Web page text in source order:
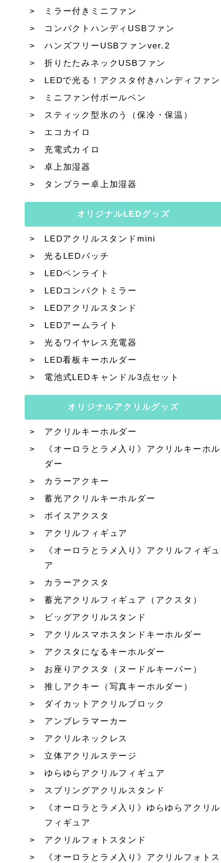
ミラー付きミニファン
コンパクトハンディUSBファン
ハンズフリーUSBファンver.2
折りたたみネックUSBファン
LEDで光る！アクスタ付きハンディファン
ミニファン付ボールペン
スティック型氷のう（保冷・保温）
エコカイロ
充電式カイロ
卓上加湿器
タンブラー卓上加湿器
オリジナルLEDグッズ
LEDアクリルスタンドmini
光るLEDバッチ
LEDペンライト
LEDコンパクトミラー
LEDアクリルスタンド
LEDアームライト
光るワイヤレス充電器
LED看板キーホルダー
電池式LEDキャンドル3点セット
オリジナルアクリルグッズ
アクリルキーホルダー
《オーロラとラメ入り》アクリルキーホル
ダー
カラーアクキー
蓄光アクリルキーホルダー
ボイスアクスタ
アクリルフィギュア
《オーロラとラメ入り》アクリルフィギュ
ア
カラーアクスタ
蓄光アクリルフィギュア（アクスタ）
ビッグアクリルスタンド
アクリルスマホスタンドキーホルダー
アクスタになるキーホルダー
お座りアクスタ（ヌードルキーパー）
推しアクキー（写真キーホルダー）
ダイカットアクリルブロック
アンブレラマーカー
アクリルネックレス
立体アクリルステージ
ゆらゆらアクリルフィギュア
スプリングアクリルスタンド
《オーロラとラメ入り》ゆらゆらアクリル
フィギュア
アクリルフォトスタンド
《オーロラとラメ入り》アクリルフォトス